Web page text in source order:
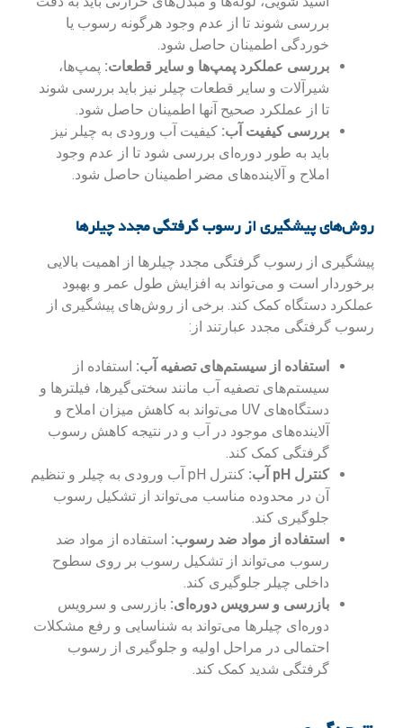
بررسی شوند تا از عدم وجود هرگونه رسوب یا
خوردگی اطمینان حاصل شود.
بررسی عملکرد پمپ‌ها و سایر قطعات: پمپ‌ها،
شیرآلات و سایر قطعات چیلر نیز باید بررسی شوند
تا از عملکرد صحیح آنها اطمینان حاصل شود.
بررسی کیفیت آب: کیفیت آب ورودی به چیلر نیز
باید به طور دوره‌ای بررسی شود تا از عدم وجود
املاح و آلاینده‌های مضر اطمینان حاصل شود.
روش‌های پیشگیری از رسوب گرفتگی مجدد چیلرها
پیشگیری از رسوب گرفتگی مجدد چیلرها از اهمیت بالایی
برخوردار است و می‌تواند به افزایش طول عمر و بهبود
عملکرد دستگاه کمک کند. برخی از روش‌های پیشگیری از
رسوب گرفتگی مجدد عبارتند از:
استفاده از سیستم‌های تصفیه آب: استفاده از
سیستم‌های تصفیه آب مانند سختی‌گیرها، فیلترها و
دستگاه‌های UV می‌تواند به کاهش میزان املاح و
آلاینده‌های موجود در آب و در نتیجه کاهش رسوب
گرفتگی کمک کند.
کنترل pH آب:
کنترل pH آب ورودی به چیلر و تنظیم
آن در محدوده مناسب می‌تواند از تشکیل رسوب
جلوگیری کند.
استفاده از مواد ضد رسوب: استفاده از مواد ضد
رسوب می‌تواند از تشکیل رسوب بر روی سطوح
داخلی چیلر جلوگیری کند.
بازرسی و سرویس دوره‌ای: بازرسی و سرویس
دوره‌ای چیلرها می‌تواند به شناسایی و رفع مشکلات
احتمالی در مراحل اولیه و جلوگیری از رسوب
گرفتگی شدید کمک کند.